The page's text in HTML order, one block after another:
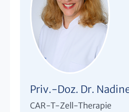
Priv.-Doz. Dr.
CAR-T-Zell-Therapie